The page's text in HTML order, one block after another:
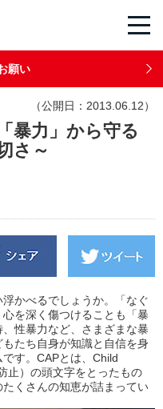
願い
（公開日：2013.06.12）
暴力」から守る
さ～
浮かべるでしょうか。「なぐ
を深く傷つけることも「暴
性暴力など、さまざまな暴
たち自身が知識と自信を身
す。CAPとは、Child
止）の頭文字をとったもの
くさんの知恵が詰まってい